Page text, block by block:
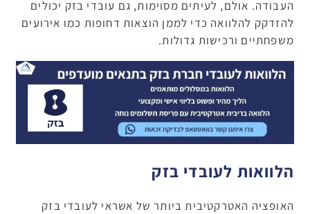
העבודה. אולם, לעיתים מסוימות, גם עובדי בזק יכולים
להזדקק להלוואה כדי לממן הוצאות דחופות כמו אירועים
משפחתיים ורכישות גדולות.
הלוואות לעובדי בזק
האופציה האטרקטיבית ביותר של אשראי לעובדי בזק